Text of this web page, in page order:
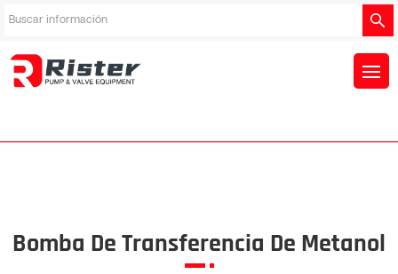
Bomba De Transferencia De Metanol